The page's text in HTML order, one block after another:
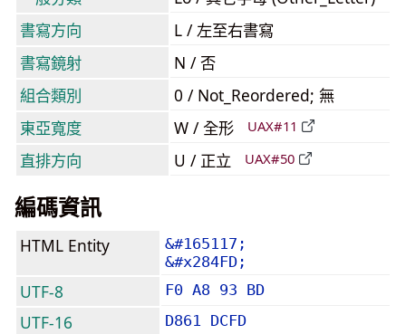
書寫方向
L / 左至右書寫
書寫鏡射
N / 否
組合類別
0 / Not_Reordered; 無
東亞寬度
W / 全形 UAX#11
直排方向 U / 正立 UAX#50
編碼資訊
HTML Entity
&#165117;
&#x284FD;
UTF-8 F0 A8 93 BD
UTF-16 D861 DCFD